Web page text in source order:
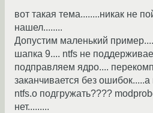
вот такая тема........никак не
нашел........
Допустим маленький
шапка 9.... ntfs не
подправляем ядро....
заканчивается без ошибок.....а
ntfs.o подгружать????
нет.........